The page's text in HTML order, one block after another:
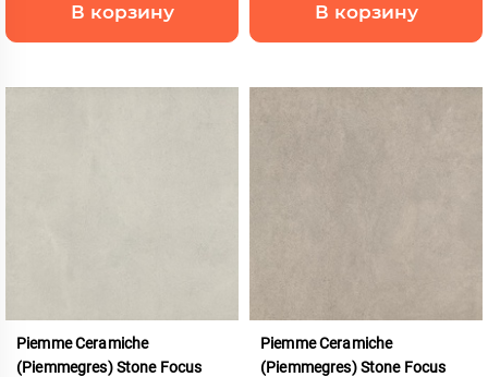
В корзину В корзину
Piemme Ceramiche
(Piemmegres) Stone Focus
Piemme Ceramiche
(Piemmegres) Stone Focus